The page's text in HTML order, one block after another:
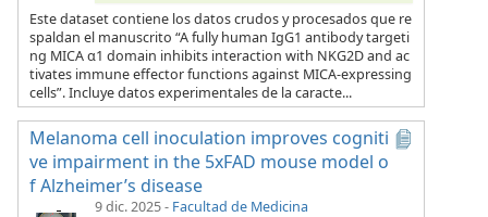
Este dataset contiene los datos crudos y procesados que re
spaldan el manuscrito “A fully human IgG1 antibody targeti
ng MICA α1 domain inhibits interaction with NKG2D and ac
tivates immune effector functions against MICA-expressing
cells”. Incluye datos experimentales de la caracte...
Melanoma cell inoculation improves cogniti
ve impairment in the 5xFAD mouse model o
f Alzheimer’s disease
9 dic. 2025- Facultad de Medicina